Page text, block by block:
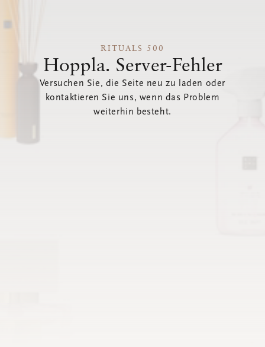
RITUALS 500
Hoppla. Server-Fehler
Versuchen Sie, die Seite neu zu laden oder
kontaktieren Sie uns, wenn das Problem
weiterhin besteht.